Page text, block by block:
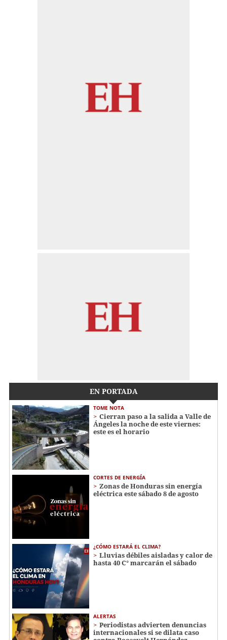
EN PORTADA
TOME NOTA
Cierran paso a la salida a Valle de
Ángeles la noche de este viernes:
este es el horario
CORTES DE ENERGÍA
Zonas de Honduras sin energía
eléctrica este sábado 8 de agosto
¿CÓMO ESTARÁ EL CLIMA?
Lluvias débiles aisladas y calor de
hasta 40 C° marcarán el sábado
ALERTAS
Periodistas advierten denuncias
internacionales si se dilata caso